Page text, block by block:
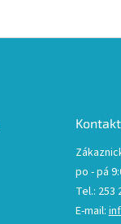
po - pá
Tel.: 253
E-mail: